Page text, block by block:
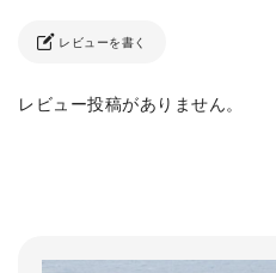
レビューを書く
レビュー投稿がありません。